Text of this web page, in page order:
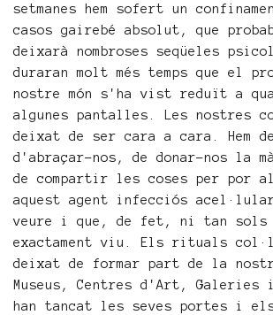
setmanes hem sofert un
casos gairebé absolut, que
deixarà nombroses seqüeles
duraran molt més temps que el
nostre món s'ha vist reduït a
algunes pantalles. Les nostres
deixat de ser cara a cara. Hem
d'abraçar-nos, de donar-nos la
de compartir les coses per por
aquest agent infecciós acel·lular
veure i que, de fet, ni tan sols
exactament viu. Els rituals
deixat de formar part de la
Museus, Centres d'Art, Galeries i
han tancat les seves portes i